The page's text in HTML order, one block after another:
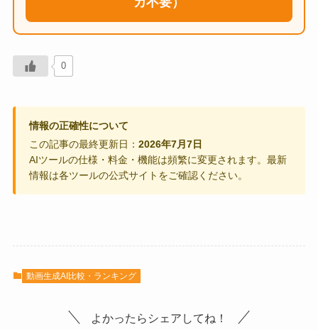
0
情報の正確性について
この記事の最終更新日：2026年7月7日
AIツールの仕様・料金・機能は頻繁に変更されます。最新
情報は各ツールの公式サイトをご確認ください。
動画生成AI比較・ランキング
よかったらシェアしてね！